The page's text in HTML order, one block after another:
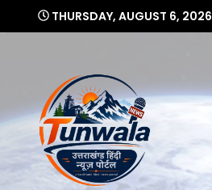
THURSDAY, AUGUST 6, 2026